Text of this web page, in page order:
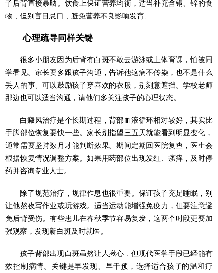
子后背直接暴晒。饮食上保证营养均衡，适当补充含铜、锌的食
物，但别盲目忌口，避免营养不良影响发育。
心理疏导同样关键
很多小朋友因为后背有白斑不敢去游泳或上体育课，怕被同
学看见。家长要多跟孩子沟通，告诉他这病不传染，也不是什么
丢人的事。可以鼓励孩子穿喜欢的衣服，别刻意遮挡。学校老师
那边也可以适当沟通，请他们多关注孩子的心理状态。
白癜风治疗是个长期过程，背部血液循环相对较好，其实比
手脚部位恢复要快一些。家长别指望三五天就能看到明显变化，
通常需要坚持数月才能判断效果。期间定期回医院复查，医生会
根据恢复情况调整方案。如果用药部位出现发红、瘙痒，及时停
药并咨询专业人士。
除了规范治疗，规律作息也很重要。保证孩子充足睡眠，别
让他熬夜写作业或玩游戏。适当运动能增强免疫力，但要注意避
免后背受伤。有些患儿在春秋季节容易复发，这两个时段更要加
强观察，发现新白斑及时就医。
孩子背部出现白斑虽然让人揪心，但现代医学手段已经能有
效控制病情。关键是早发现、早干预，选择适合孩子的温和疗